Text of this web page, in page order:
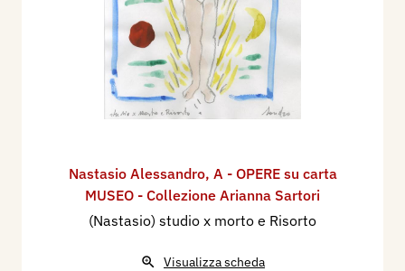
Nastasio Alessandro, A - OPERE su carta
MUSEO - Collezione Arianna Sartori
(Nastasio) studio x morto e Risorto
Visualizza scheda